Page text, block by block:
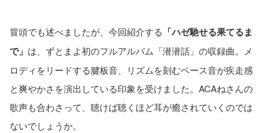
冒頭でも述べましたが、今回紹介する 「ハゼ馳せる果てるま
で」 は、ずとまよ初のフルアルバム「潜潜話」の収録曲。メ
ロディをリードする腱板音、リズムを刻むベース音が疾走感
と爽やかさを演出している印象を受けました。ACAねさんの
歌声も合わさって、聴けば聴くほど耳が癒されていくのでは
ないでしょうか。